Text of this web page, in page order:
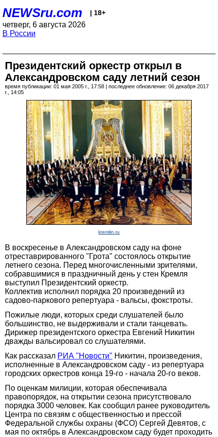
NEWSru.com | 18+
четверг, 6 августа 2026
В России
Президентский оркестр открыл в
Александровском саду летний сезон
время публикации: 01 мая 2005 г., 17:58 | последнее обновление: 06 декабря 2017
г., 14:05
kremlin.ru
В воскресенье в Александровском саду на фоне
отреставрированного "Грота" состоялось открытие
летнего сезона. Перед многочисленными зрителями,
собравшимися в праздничный день у стен Кремля
выступил Президентский оркестр.
Коллектив исполнил порядка 20 произведений из
садово-паркового репертуара - вальсы, фокстроты.
Пожилые люди, которых среди слушателей было
большинство, не выдерживали и стали танцевать.
Дирижер президентского оркестра Евгений Никитин
дважды вальсировал со слушателями.
Как рассказал РИА "Новости" Никитин, произведения,
исполненные в Александровском саду - из репертуара
городских оркестров конца 19-го - начала 20-го веков.
По оценкам милиции, которая обеспечивала
правопорядок, на открытии сезона присутствовало
порядка 3000 человек. Как сообщил ранее руководитель
Центра по связям с общественностью и прессой
Федеральной службы охраны (ФСО) Сергей Девятов, с
мая по октябрь в Александровском саду будет проходить